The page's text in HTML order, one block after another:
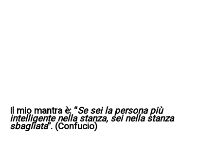
Il mio mantra è: “Se sei la persona più
intelligente nella stanza, sei nella stanza
sbagliata”. (Confucio)